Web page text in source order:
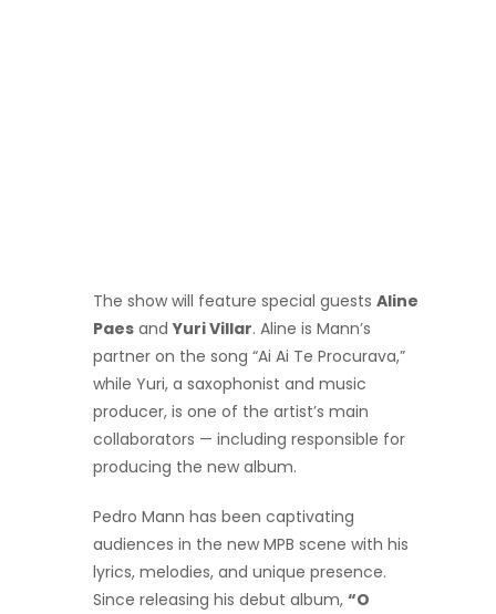
The show will feature special guests Aline
Paes andYuri Villar. Aline is Mann’s
partner on the song “Ai Ai Te Procurava,”
while Yuri, a saxophonist and music
producer, is one of the artist’s main
collaborators — including responsible for
producing the new album.
Pedro Mann has been captivating
audiences in the new MPB scene with his
lyrics, melodies, and unique presence.
Since releasing his debut album, “O